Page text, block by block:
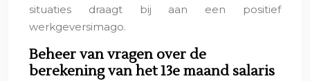
situaties draagt bij aan een positief
werkgeversimago.
Beheer van vragen over de
berekening van het 13e maand salaris